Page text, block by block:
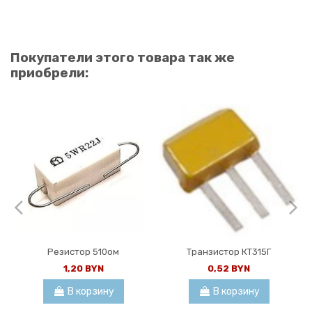
Покупатели этого товара так же
приобрели:
Резистор 510ом
1,20 BYN
В корзину
Транзистор КТ315Г
0,52 BYN
В корзину